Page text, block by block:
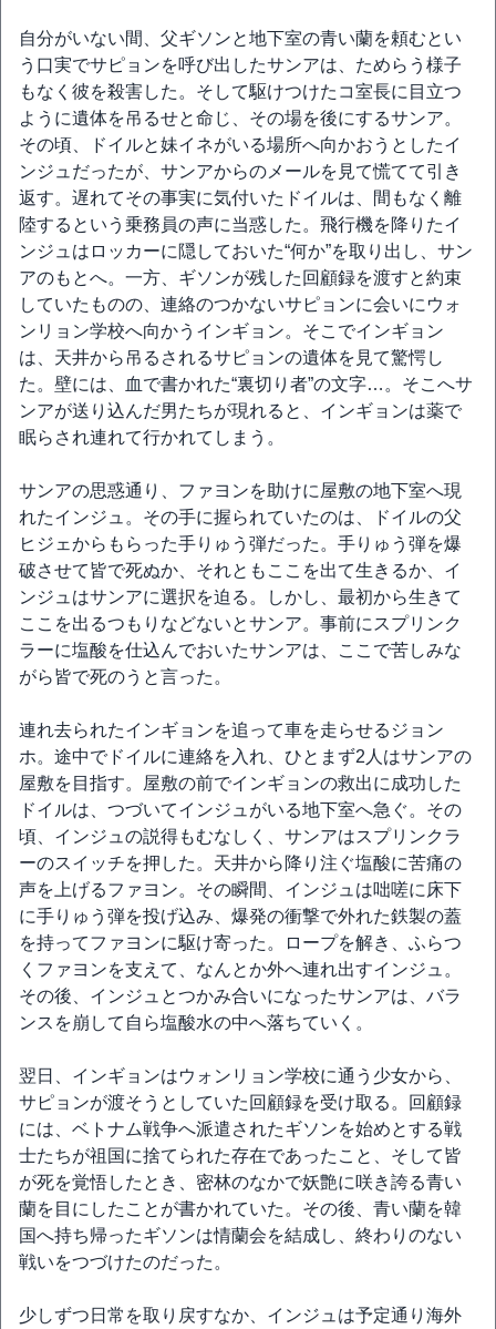
自分がいない間、父ギソンと地下室の青い蘭を頼むとい
う口実でサピョンを呼び出したサンアは、ためらう様子
もなく彼を殺害した。そして駆けつけたコ室長に目立つ
ように遺体を吊るせと命じ、その場を後にするサンア。
その頃、ドイルと妹イネがいる場所へ向かおうとしたイ
ンジュだったが、サンアからのメールを見て慌てて引き
返す。遅れてその事実に気付いたドイルは、間もなく離
陸するという乗務員の声に当惑した。飛行機を降りたイ
ンジュはロッカーに隠しておいた“何か”を取り出し、サン
アのもとへ。一方、ギソンが残した回顧録を渡すと約束
していたものの、連絡のつかないサピョンに会いにウォ
ンリョン学校へ向かうインギョン。そこでインギョン
は、天井から吊るされるサピョンの遺体を見て驚愕し
た。壁には、血で書かれた“裏切り者”の文字…。そこへサ
ンアが送り込んだ男たちが現れると、インギョンは薬で
眠らされ連れて行かれてしまう。
サンアの思惑通り、ファヨンを助けに屋敷の地下室へ現
れたインジュ。その手に握られていたのは、ドイルの父
ヒジェからもらった手りゅう弾だった。手りゅう弾を爆
破させて皆で死ぬか、それともここを出て生きるか、イ
ンジュはサンアに選択を迫る。しかし、最初から生きて
ここを出るつもりなどないとサンア。事前にスプリンク
ラーに塩酸を仕込んでおいたサンアは、ここで苦しみな
がら皆で死のうと言った。
連れ去られたインギョンを追って車を走らせるジョン
ホ。途中でドイルに連絡を入れ、ひとまず2人はサンアの
屋敷を目指す。屋敷の前でインギョンの救出に成功した
ドイルは、つづいてインジュがいる地下室へ急ぐ。その
頃、インジュの説得もむなしく、サンアはスプリンクラ
ーのスイッチを押した。天井から降り注ぐ塩酸に苦痛の
声を上げるファヨン。その瞬間、インジュは咄嗟に床下
に手りゅう弾を投げ込み、爆発の衝撃で外れた鉄製の蓋
を持ってファヨンに駆け寄った。ロープを解き、ふらつ
くファヨンを支えて、なんとか外へ連れ出すインジュ。
その後、インジュとつかみ合いになったサンアは、バラ
ンスを崩して自ら塩酸水の中へ落ちていく。
翌日、インギョンはウォンリョン学校に通う少女から、
サピョンが渡そうとしていた回顧録を受け取る。回顧録
には、ベトナム戦争へ派遣されたギソンを始めとする戦
士たちが祖国に捨てられた存在であったこと、そして皆
が死を覚悟したとき、密林のなかで妖艶に咲き誇る青い
蘭を目にしたことが書かれていた。その後、青い蘭を韓
国へ持ち帰ったギソンは情蘭会を結成し、終わりのない
戦いをつづけたのだった。
少しずつ日常を取り戻すなか、インジュは予定通り海外